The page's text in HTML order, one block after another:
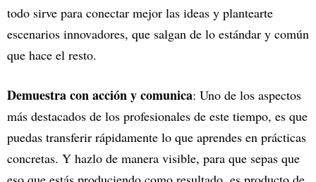
todo sirve para conectar mejor las ideas y plantearte
escenarios innovadores, que salgan de lo estándar y común
que hace el resto.
Demuestra con acción y comunica: Uno de los aspectos
más destacados de los profesionales de este tiempo, es que
puedas transferir rápidamente lo que aprendes en prácticas
concretas. Y hazlo de manera visible, para que sepas que